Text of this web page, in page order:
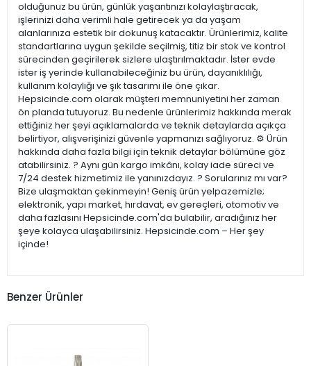
olduğunuz bu ürün, günlük yaşantınızı kolaylaştıracak,
işlerinizi daha verimli hale getirecek ya da yaşam
alanlarınıza estetik bir dokunuş katacaktır. Ürünlerimiz, kalite
standartlarına uygun şekilde seçilmiş, titiz bir stok ve kontrol
sürecinden geçirilerek sizlere ulaştırılmaktadır. İster evde
ister iş yerinde kullanabileceğiniz bu ürün, dayanıklılığı,
kullanım kolaylığı ve şık tasarımı ile öne çıkar.
Hepsicinde.com olarak müşteri memnuniyetini her zaman
ön planda tutuyoruz. Bu nedenle ürünlerimiz hakkında merak
ettiğiniz her şeyi açıklamalarda ve teknik detaylarda açıkça
belirtiyor, alışverişinizi güvenle yapmanızı sağlıyoruz. ⚙️ Ürün
hakkında daha fazla bilgi için teknik detaylar bölümüne göz
atabilirsiniz. ? Aynı gün kargo imkânı, kolay iade süreci ve
7/24 destek hizmetimiz ile yanınızdayız. ? Sorularınız mı var?
Bize ulaşmaktan çekinmeyin! Geniş ürün yelpazemizle;
elektronik, yapı market, hırdavat, ev gereçleri, otomotiv ve
daha fazlasını Hepsicinde.com'da bulabilir, aradığınız her
şeye kolayca ulaşabilirsiniz. Hepsicinde.com – Her şey
içinde!
Benzer Ürünler